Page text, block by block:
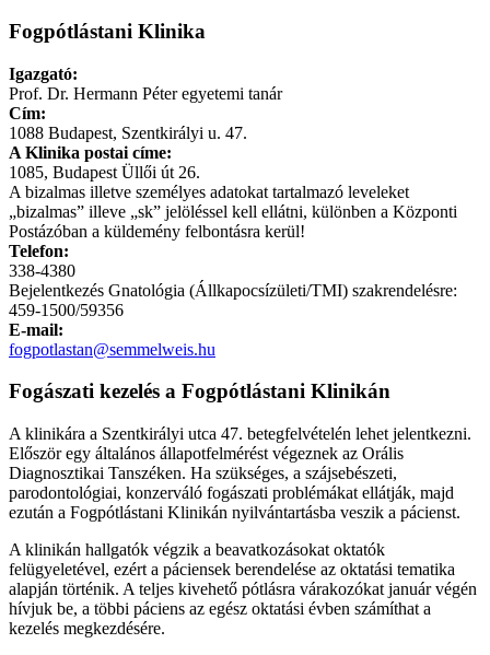
Fogpótlástani Klinika
Igazgató:
Prof. Dr. Hermann Péter egyetemi tanár
Cím:
1088 Budapest, Szentkirályi u. 47.
A Klinika postai címe:
1085, Budapest Üllői út 26.
A bizalmas illetve személyes adatokat tartalmazó leveleket
„bizalmas” illeve „sk” jelöléssel kell ellátni, különben a Központi
Postázóban a küldemény felbontásra kerül!
Telefon:
338-4380
Bejelentkezés Gnatológia (Állkapocsízületi/TMI) szakrendelésre:
459-1500/59356
E-mail:
fogpotlastan@semmelweis.hu
Fogászati kezelés a Fogpótlástani Klinikán
A klinikára a Szentkirályi utca 47. betegfelvételén lehet jelentkezni.
Először egy általános állapotfelmérést végeznek az Orális
Diagnosztikai Tanszéken. Ha szükséges, a szájsebészeti,
parodontológiai, konzerváló fogászati problémákat ellátják, majd
ezután a Fogpótlástani Klinikán nyilvántartásba veszik a pácienst.
A klinikán hallgatók végzik a beavatkozásokat oktatók
felügyeletével, ezért a páciensek berendelése az oktatási tematika
alapján történik. A teljes kivehető pótlásra várakozókat január végén
hívjuk be, a többi páciens az egész oktatási évben számíthat a
kezelés megkezdésére.